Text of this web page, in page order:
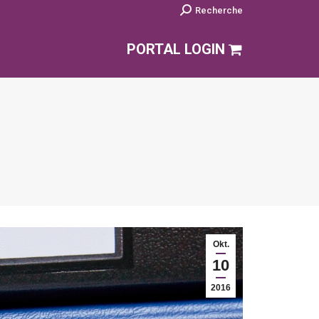
Search:Recherche
PORTAL LOGIN
Okt.
10
2016